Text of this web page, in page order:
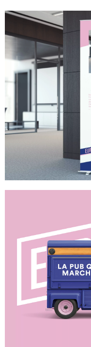
ROLL-